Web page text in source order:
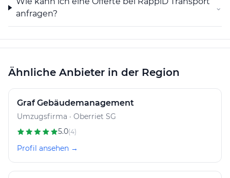
anfragen?
⌄
Ähnliche Anbieter in der Region
Graf Gebäudemanagement
Umzugsfirma · Oberriet SG
5.0(4)
Profil ansehen →